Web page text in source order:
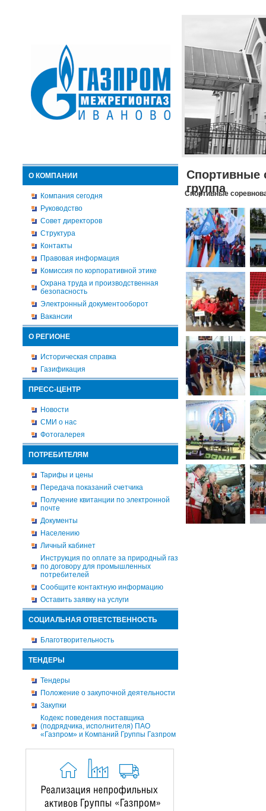
О КОМПАНИИ
Компания сегодня
Руководство
Совет директоров
Структура
Контакты
Правовая информация
Комиссия по корпоративной этике
Охрана труда и производственная
безопасность
Электронный документооборот
Вакансии
О РЕГИОНЕ
Историческая справка
Газификация
ПРЕСС-ЦЕНТР
Новости
СМИ о нас
Фотогалерея
ПОТРЕБИТЕЛЯМ
Тарифы и цены
Передача показаний счетчика
Получение квитанции по электронной
почте
Документы
Населению
Личный кабинет
Инструкция по оплате за природный газ
по договору для промышленных
потребителей
Сообщите контактную информацию
Оставить заявку на услуги
СОЦИАЛЬНАЯ ОТВЕТСТВЕННОСТЬ
Благотворительность
ТЕНДЕРЫ
Тендеры
Положение о закупочной деятельности
Закупки
Кодекс поведения поставщика
(подрядчика, исполнителя) ПАО
«Газпром» и Компаний Группы Газпром
Спортивные
группа
Спортивные